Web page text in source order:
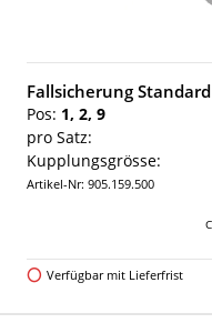
Fallsicherung Standard
Pos: 1, 2, 9
pro Satz:
Kupplungsgrösse:
Artikel-Nr: 905.159.500
Verfügbar mit Lieferfrist